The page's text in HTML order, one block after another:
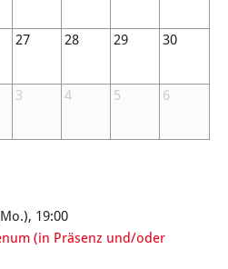
27 28 29 30
3 4 5 6
19:00
(in Präsenz und/oder